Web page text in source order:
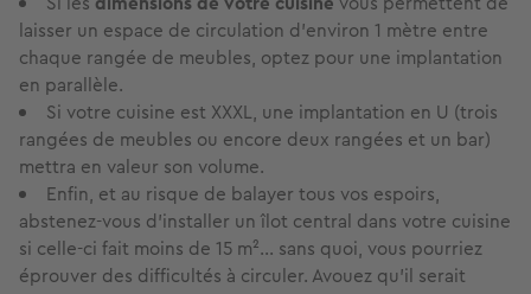
laisser un espace de circulation d’environ 1 mètre entre
chaque rangée de meubles, optez pour une implantation
en parallèle.
Si votre cuisine est XXXL, une implantation en U (trois
rangées de meubles ou encore deux rangées et un bar)
mettra en valeur son volume.
Enfin, et au risque de balayer tous vos espoirs,
abstenez-vous d’installer un îlot central dans votre cuisine
si celle-ci fait moins de 15 m²... sans quoi, vous pourriez
éprouver des difficultés à circuler. Avouez qu’il serait